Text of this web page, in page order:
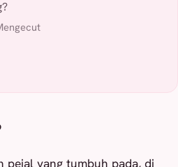
pejal yang tumbuh pada, di